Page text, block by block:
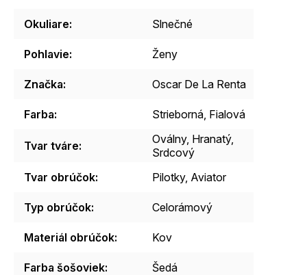
Okuliare: Slnečné
Pohlavie: Ženy
Značka: Oscar De La Renta
Farba: Strieborná, Fialová
Tvar tváre:
Oválny, Hranatý,
Srdcový
Tvar obrúčok: Pilotky, Aviator
Typ obrúčok: Celorámový
Materiál obrúčok: Kov
Farba šošoviek: Šedá